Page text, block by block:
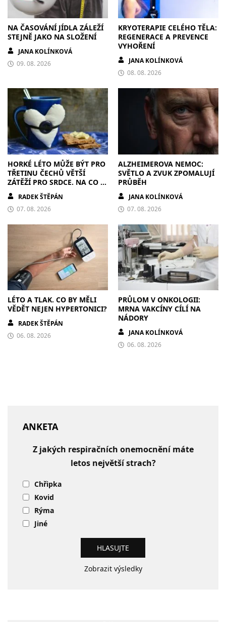
NA ČASOVÁNÍ JÍDLA ZÁLEŽÍ
STEJNĚ JAKO NA SLOŽENÍ
JANA KOLÍNKOVÁ
09. 08. 2026
KRYOTERAPIE CELÉHO TĚLA:
REGENERACE A PREVENCE
VYHOŘENÍ
JANA KOLÍNKOVÁ
08. 08. 2026
HORKÉ LÉTO MŮŽE BÝT PRO
TŘETINU ČECHŮ VĚTŠÍ
ZÁTĚŽÍ PRO SRDCE. NA CO SI
DÁT POZOR?
RADEK ŠTĚPÁN
07. 08. 2026
ALZHEIMEROVA NEMOC:
SVĚTLO A ZVUK ZPOMALUJÍ
PRŮBĚH
JANA KOLÍNKOVÁ
07. 08. 2026
LÉTO A TLAK. CO BY MĚLI
VĚDĚT NEJEN HYPERTONICI?
RADEK ŠTĚPÁN
06. 08. 2026
PRŮLOM V ONKOLOGII:
MRNA VAKCÍNY CÍLÍ NA
NÁDORY
JANA KOLÍNKOVÁ
06. 08. 2026
ANKETA
Z jakých respiračních onemocnění máte
letos největší strach?
Chřipka
Kovid
Rýma
Jiné
Zobrazit výsledky